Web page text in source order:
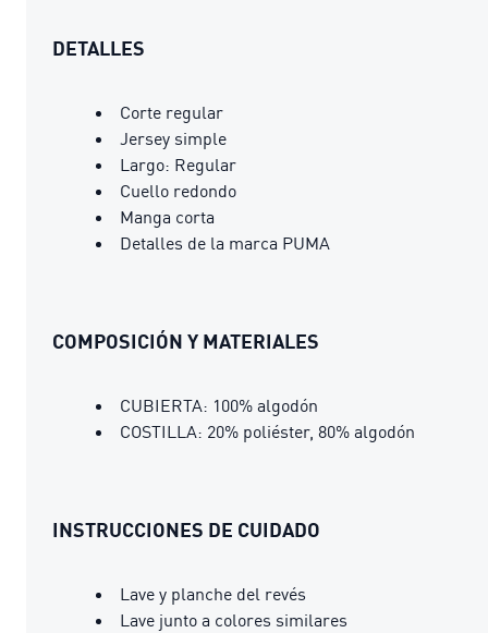
DETALLES
Corte regular
Jersey simple
Largo: Regular
Cuello redondo
Manga corta
Detalles de la marca PUMA
COMPOSICIÓN Y MATERIALES
CUBIERTA: 100% algodón
COSTILLA: 20% poliéster, 80% algodón
INSTRUCCIONES DE CUIDADO
Lave y planche del revés
Lave junto a colores similares